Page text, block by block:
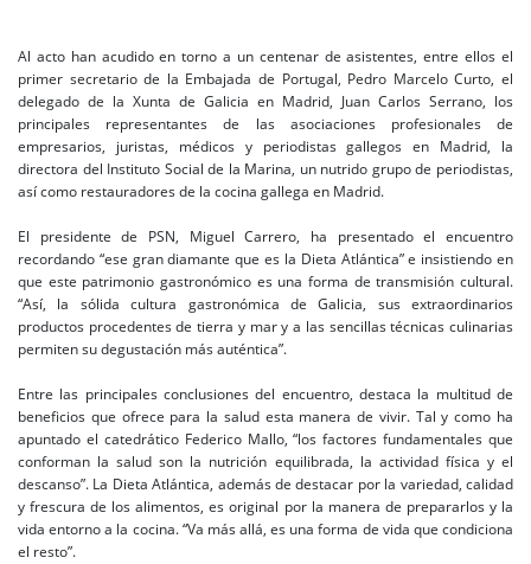
Al acto han acudido en torno a un centenar de asistentes, entre ellos el
primer secretario de la Embajada de Portugal, Pedro Marcelo Curto, el
delegado de la Xunta de Galicia en Madrid, Juan Carlos Serrano, los
principales representantes de las asociaciones profesionales de
empresarios, juristas, médicos y periodistas gallegos en Madrid, la
directora del Instituto Social de la Marina, un nutrido grupo de periodistas,
así como restauradores de la cocina gallega en Madrid.
El presidente de PSN, Miguel Carrero, ha presentado el encuentro
recordando “ese gran diamante que es la Dieta Atlántica” e insistiendo en
que este patrimonio gastronómico es una forma de transmisión cultural.
“Así, la sólida cultura gastronómica de Galicia, sus extraordinarios
productos procedentes de tierra y mar y a las sencillas técnicas culinarias
permiten su degustación más auténtica”.
Entre las principales conclusiones del encuentro, destaca la multitud de
beneficios que ofrece para la salud esta manera de vivir. Tal y como ha
apuntado el catedrático Federico Mallo, “los factores fundamentales que
conforman la salud son la nutrición equilibrada, la actividad física y el
descanso”. La Dieta Atlántica, además de destacar por la variedad, calidad
y frescura de los alimentos, es original por la manera de prepararlos y la
vida entorno a la cocina. “Va más allá, es una forma de vida que condiciona
el resto”.